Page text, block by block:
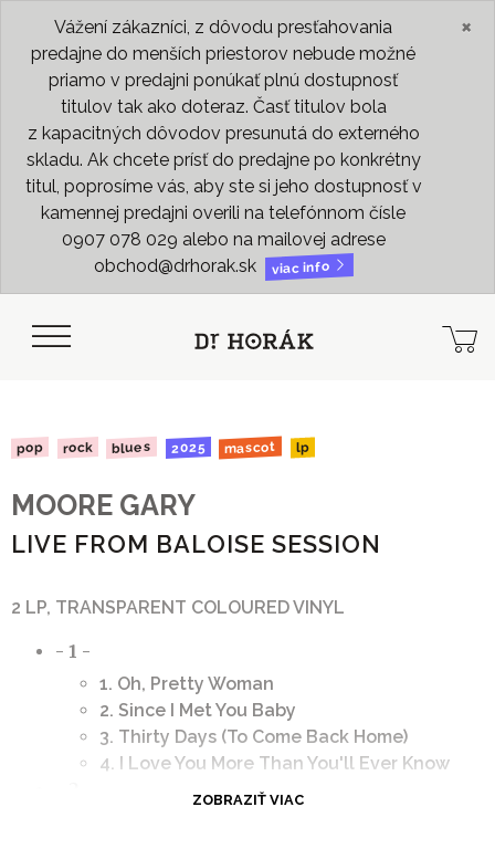
Vážení zákazníci, z dôvodu presťahovania
predajne do menších priestorov nebude možné
priamo v predajni ponúkať plnú dostupnosť
titulov tak ako doteraz. Časť titulov bola
z kapacitných dôvodov presunutá do externého
skladu. Ak chcete prísť do predajne po konkrétny
titul, poprosíme vás, aby ste si jeho dostupnosť v
kamennej predajni overili na telefónnom čísle
0907 078 029 alebo na mailovej adrese
obchod@drhorak.sk
viac info
×
pop rock blues 2025 mascot lp
MOORE GARY
LIVE FROM BALOISE SESSION
2 LP, TRANSPARENT COLOURED VINYL
- 1 -
1. Oh, Pretty Woman
2. Since I Met You Baby
3. Thirty Days (To Come Back Home)
4. I Love You More Than You'll Ever Know
ZOBRAZIŤ VIAC